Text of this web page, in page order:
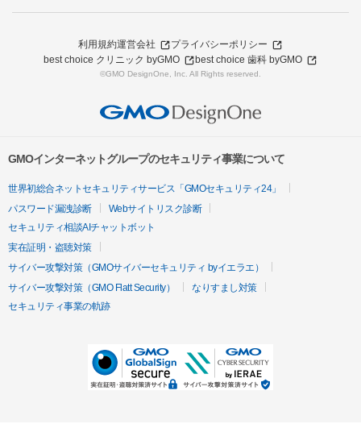
利用規約運営会社
プライバシーポリシー
best choice クリニック byGMO
best choice 歯科 byGMO
©GMO DesignOne, Inc. All Rights reserved.
GMOインターネットグループのセキュリティ事業について
世界初総合ネットセキュリティサービス「GMOセキュリティ24」
パスワード漏洩診断
Webサイトリスク診断
セキュリティ相談AIチャットボット
実在証明・盗聴対策
サイバー攻撃対策（GMOサイバーセキュリティ byイエラエ）
サイバー攻撃対策（GMO Flatt Security）
なりすまし対策
セキュリティ事業の軌跡